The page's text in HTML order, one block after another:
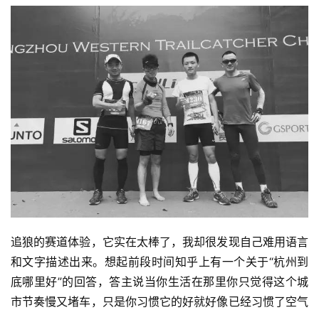
追狼的赛道体验，它实在太棒了，我却很发现自己难用语言
和文字描述出来。想起前段时间知乎上有一个关于“杭州到
底哪里好”的回答，答主说当你生活在那里你只觉得这个城
市节奏慢又堵车，只是你习惯它的好就好像已经习惯了空气